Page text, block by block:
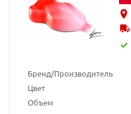
Бренд/Производитель
Цвет
Объем